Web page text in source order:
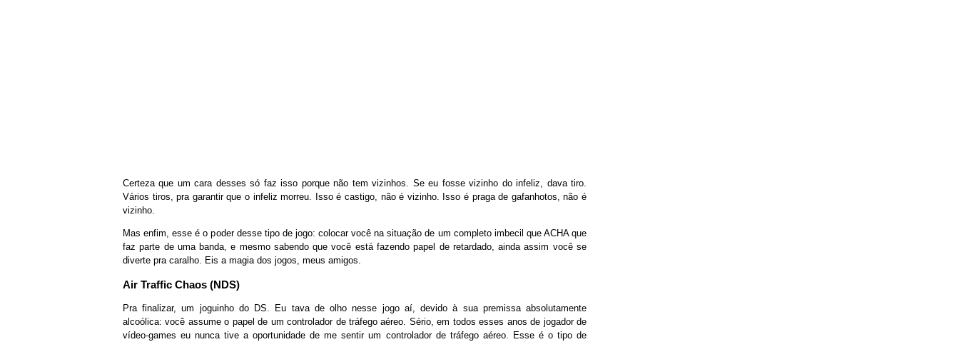
Certeza que um cara desses só faz isso porque não tem vizinhos. Se eu fosse vizinho do infeliz, dava tiro.
Vários tiros, pra garantir que o infeliz morreu. Isso é castigo, não é vizinho. Isso é praga de gafanhotos, não é
vizinho.
Mas enfim, esse é o poder desse tipo de jogo: colocar você na situação de um completo imbecil que ACHA que
faz parte de uma banda, e mesmo sabendo que você está fazendo papel de retardado, ainda assim você se
diverte pra caralho. Eis a magia dos jogos, meus amigos.
Air Traffic Chaos (NDS)
Pra finalizar, um joguinho do DS. Eu tava de olho nesse jogo aí, devido à sua premissa absolutamente
alcoólica: você assume o papel de um controlador de tráfego aéreo. Sério, em todos esses anos de jogador de
vídeo-games eu nunca tive a oportunidade de me sentir um controlador de tráfego aéreo. Esse é o tipo de